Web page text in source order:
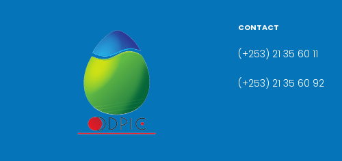
CONTACT
(+253) 21 35 60 11
(+253) 21 35 60 92